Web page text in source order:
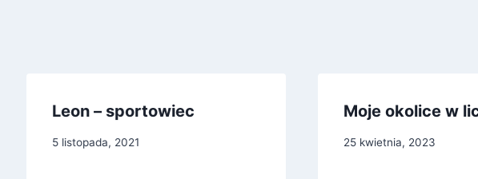
Leon – sportowiec
5 listopada, 2021
Moje okolice w
25 kwietnia, 2023